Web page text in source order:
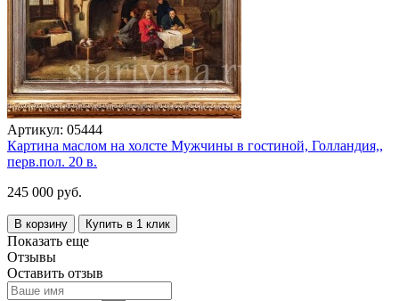
Артикул: 05444
Картина маслом на холсте Мужчины в гостиной, Голландия,,
перв.пол. 20 в.
245 000 руб.
В корзину Купить в 1 клик
Показать еще
Отзывы
Оставить отзыв